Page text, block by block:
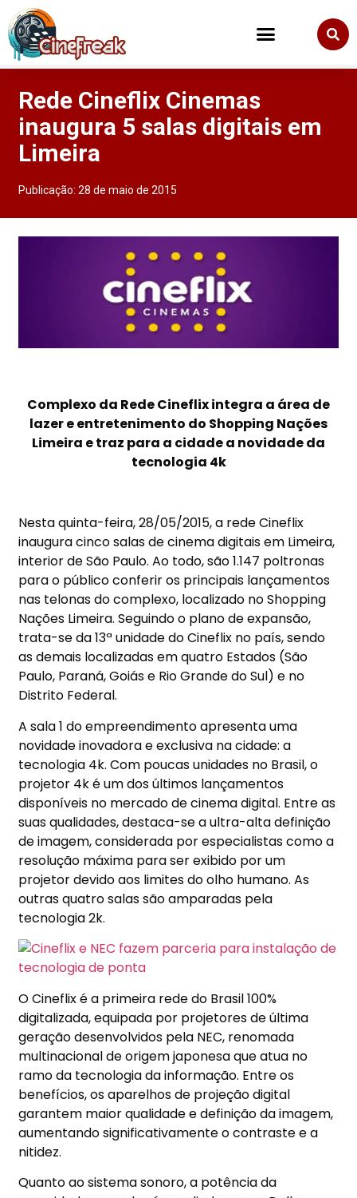
Rede Cineflix Cinemas
inaugura 5 salas digitais em
Limeira
Publicação:28 de maio de 2015
Complexo da Rede Cineflix integra a área de
lazer e entretenimento do Shopping Nações
Limeira e traz para a cidade a novidade da
tecnologia 4k
Nesta quinta-feira, 28/05/2015, a rede Cineflix
inaugura cinco salas de cinema digitais em Limeira,
interior de São Paulo. Ao todo, são 1.147 poltronas
para o público conferir os principais lançamentos
nas telonas do complexo, localizado no Shopping
Nações Limeira. Seguindo o plano de expansão,
trata-se da 13ª unidade do Cineflix no país, sendo
as demais localizadas em quatro Estados (São
Paulo, Paraná, Goiás e Rio Grande do Sul) e no
Distrito Federal.
A sala 1 do empreendimento apresenta uma
novidade inovadora e exclusiva na cidade: a
tecnologia 4k. Com poucas unidades no Brasil, o
projetor 4k é um dos últimos lançamentos
disponíveis no mercado de cinema digital. Entre as
suas qualidades, destaca-se a ultra-alta definição
de imagem, considerada por especialistas como a
resolução máxima para ser exibido por um
projetor devido aos limites do olho humano. As
outras quatro salas são amparadas pela
tecnologia 2k.
O Cineflix é a primeira rede do Brasil 100%
digitalizada, equipada por projetores de última
geração desenvolvidos pela NEC, renomada
multinacional de origem japonesa que atua no
ramo da tecnologia da informação. Entre os
benefícios, os aparelhos de projeção digital
garantem maior qualidade e definição da imagem,
aumentando significativamente o contraste e a
nitidez.
Quanto ao sistema sonoro, a potência da